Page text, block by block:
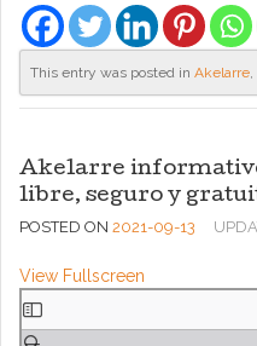
This entry was posted in Akelarre,
Akelarre
libre, seguro y
POSTED ON 2021-09-13
View Fullscreen
Saltar
al